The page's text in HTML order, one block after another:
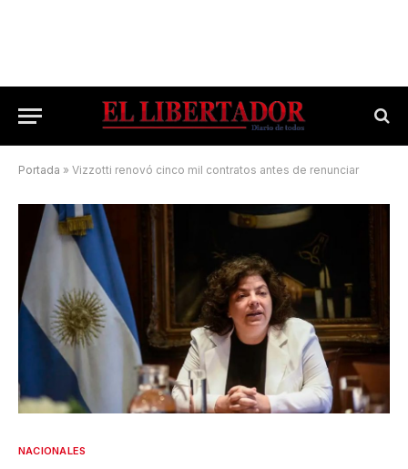
Portada » Vizzotti renovó cinco mil contratos antes de renunciar
NACIONALES